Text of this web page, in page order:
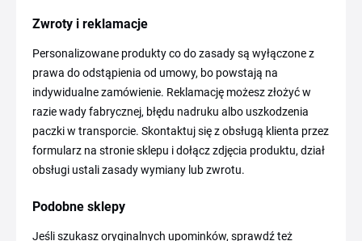
Zwroty i reklamacje
Personalizowane produkty co do zasady są wyłączone z
prawa do odstąpienia od umowy, bo powstają na
indywidualne zamówienie. Reklamację możesz złożyć w
razie wady fabrycznej, błędu nadruku albo uszkodzenia
paczki w transporcie. Skontaktuj się z obsługą klienta przez
formularz na stronie sklepu i dołącz zdjęcia produktu, dział
obsługi ustali zasady wymiany lub zwrotu.
Podobne sklepy
Jeśli szukasz oryginalnych upominków, sprawdź też